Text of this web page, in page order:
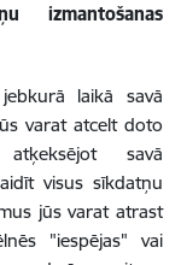
izmantošanas
laikā savā
varat atcelt doto
savā
visus sīkdatņu
jūs varat atrast
"iespējas" vai